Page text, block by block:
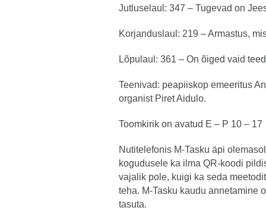
Jutluselaul: 347 – Tugevad on
Korjanduslaul: 219 – Armastus,
Lõpulaul: 361 – On õiged vaid teed
Teenivad: peapiiskop emeeritus
organist Piret Aidulo.
Toomkirik on avatud E – P 10 – 17
Nutitelefonis M-Tasku äpi
kogudusele ka ilma QR-koodi
vajalik pole, kuigi ka seda
teha. M-Tasku kaudu annetamine
tasuta.